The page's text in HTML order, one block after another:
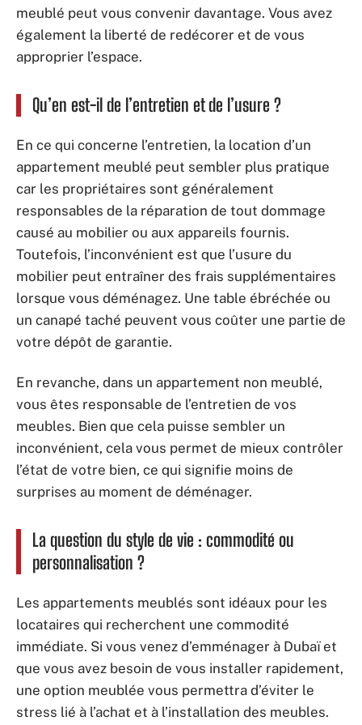
meublé peut vous convenir davantage. Vous avez
également la liberté de redécorer et de vous
approprier l’espace.
Qu’en est-il de l’entretien et de l’usure ?
En ce qui concerne l’entretien, la location d’un
appartement meublé peut sembler plus pratique
car les propriétaires sont généralement
responsables de la réparation de tout dommage
causé au mobilier ou aux appareils fournis.
Toutefois, l’inconvénient est que l’usure du
mobilier peut entraîner des frais supplémentaires
lorsque vous déménagez. Une table ébréchée ou
un canapé taché peuvent vous coûter une partie de
votre dépôt de garantie.
En revanche, dans un appartement non meublé,
vous êtes responsable de l’entretien de vos
meubles. Bien que cela puisse sembler un
inconvénient, cela vous permet de mieux contrôler
l’état de votre bien, ce qui signifie moins de
surprises au moment de déménager.
La question du style de vie : commodité ou
personnalisation ?
Les appartements meublés sont idéaux pour les
locataires qui recherchent une commodité
immédiate. Si vous venez d’emménager à Dubaï et
que vous avez besoin de vous installer rapidement,
une option meublée vous permettra d’éviter le
stress lié à l’achat et à l’installation des meubles.